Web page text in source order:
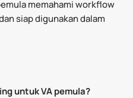
memahami workflow
siap digunakan dalam
untuk VA pemula?